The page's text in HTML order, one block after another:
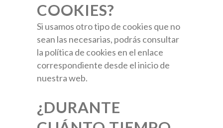
COOKIES?
Si usamos otro tipo de cookies que no
sean las necesarias, podrás consultar
la política de cookies en el enlace
correspondiente desde el inicio de
nuestra web.
¿DURANTE